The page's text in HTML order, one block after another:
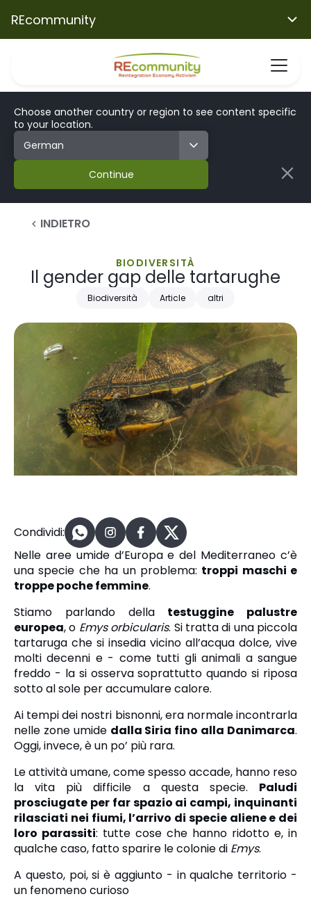
REcommunity
Choose another country or region to see content specific
to your location.
Continue
INDIETRO
BIODIVERSITÀ
Il gender gap delle tartarughe
Biodiversità Article altri
Condividi:
Nelle aree umide d’Europa e del Mediterraneo c’è
una specie che ha un problema: troppi maschi e
troppe poche femmine.
Stiamo parlando della testuggine palustre
europea, o Emys orbicularis. Si tratta di una piccola
tartaruga che si insedia vicino all’acqua dolce, vive
molti decenni e - come tutti gli animali a sangue
freddo - la si osserva soprattutto quando si riposa
sotto al sole per accumulare calore.
Ai tempi dei nostri bisnonni, era normale incontrarla
nelle zone umide dalla Siria fino alla Danimarca.
Oggi, invece, è un po’ più rara.
Le attività umane, come spesso accade, hanno reso
la vita più difficile a questa specie. Paludi
prosciugate per far spazio ai campi, inquinanti
rilasciati nei fiumi, l’arrivo di specie aliene e dei
loro parassiti: tutte cose che hanno ridotto e, in
qualche caso, fatto sparire le colonie di Emys.
A questo, poi, si è aggiunto - in qualche territorio -
un fenomeno curioso